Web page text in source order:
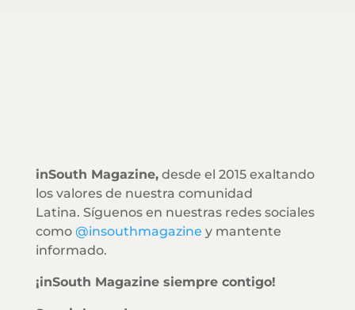
inSouth Magazine,desde el 2015 exaltando
los valores de nuestra comunidad
Latina. Síguenos en nuestras redes sociales
como @insouthmagazine y mantente
informado.
¡inSouth Magazine siempre contigo!